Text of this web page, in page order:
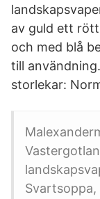
av guld ett
och med blå
till
storlekar:
Svartsoppa,